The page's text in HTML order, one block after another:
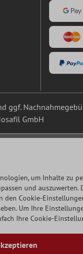
ggf.
GmbH
um Inhalte zu
und auszuwerten.
Cookie-
Um Ihre
Ihre Cookie-